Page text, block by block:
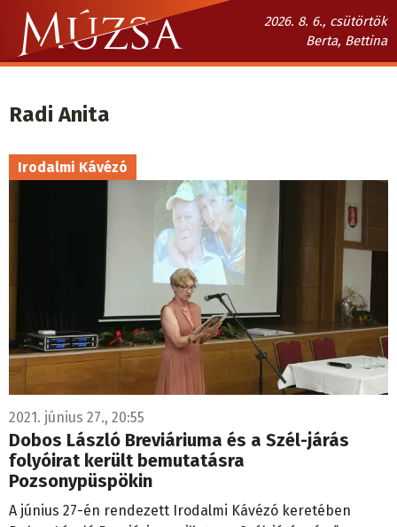
Ugrás
tartalomra
2026. 8. 6., csütörtök
Berta, Bettina
Múzsa.sk
navigáció
Radi Anita
Irodalmi Kávézó
2021. június 27., 20:55
Dobos László Breviáriuma és a Szél-járás
folyóirat került bemutatásra
Pozsonypüspökin
A június 27-én rendezett Irodalmi Kávézó keretében